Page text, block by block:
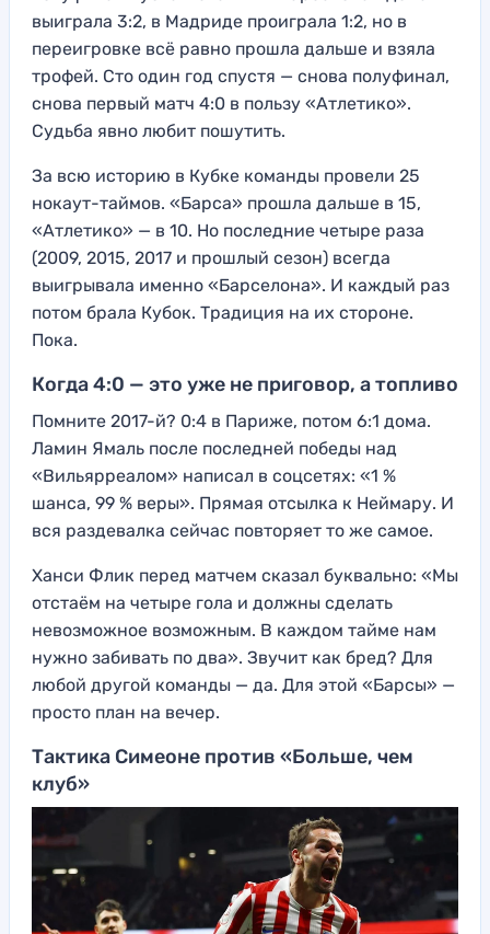
выиграла 3:2, в Мадриде проиграла 1:2, но в
переигровке всё равно прошла дальше и взяла
трофей. Сто один год спустя — снова полуфинал,
снова первый матч 4:0 в пользу «Атлетико».
Судьба явно любит пошутить.
За всю историю в Кубке команды провели 25
нокаут-таймов. «Барса» прошла дальше в 15,
«Атлетико» — в 10. Но последние четыре раза
(2009, 2015, 2017 и прошлый сезон) всегда
выигрывала именно «Барселона». И каждый раз
потом брала Кубок. Традиция на их стороне.
Пока.
Когда 4:0 — это уже не приговор, а топливо
Помните 2017-й? 0:4 в Париже, потом 6:1 дома.
Ламин Ямаль после последней победы над
«Вильярреалом» написал в соцсетях: «1 %
шанса, 99 % веры». Прямая отсылка к Неймару. И
вся раздевалка сейчас повторяет то же самое.
Ханси Флик перед матчем сказал буквально: «Мы
отстаём на четыре гола и должны сделать
невозможное возможным. В каждом тайме нам
нужно забивать по два». Звучит как бред? Для
любой другой команды — да. Для этой «Барсы» —
просто план на вечер.
Тактика Симеоне против «Больше, чем
клуб»